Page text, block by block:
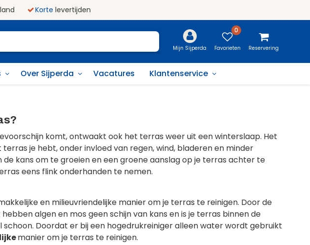
Korte levertijden
Mijn Sijperda
0
Favorieten Reservering
Over Sijperda Vacatures Klantenservice
komt, ontwaakt ook het terras weer uit een winterslaap. Het
je hebt, onder invloed van regen, wind, bladeren en minder
de kans om te groeien en een groene aanslag op je terras achter te
eens flink onderhanden te nemen.
en milieuvriendelijke manier om je terras te reinigen. Door de
algen en mos geen schijn van kans en is je terras binnen de
Doordat er bij een hogedrukreiniger alleen water wordt gebruikt
manier om je terras te reinigen.